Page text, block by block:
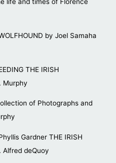
life and times of Florence
by Joel Samaha
THE IRISH
Murphy
of Photographs and
Gardner THE IRISH
Alfred deQuoy